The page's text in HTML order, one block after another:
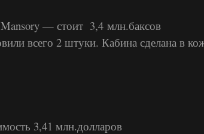
— стоит 3,4 млн.баксов
всего 2 штуки. Кабина сделана в
3,41 млн.долларов